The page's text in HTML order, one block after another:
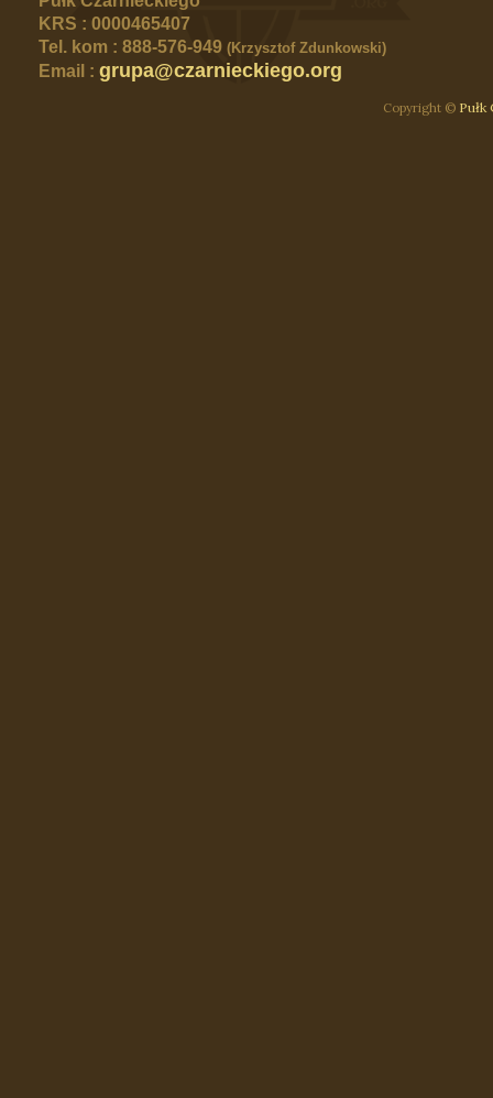
KRS : 0000465407
Tel. kom : 888-576-949 (Krzysztof Zdunkowski)
Email : grupa@czarnieckiego.org
Copyright ©